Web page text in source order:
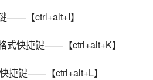
——【ctrl+alt+I】
式快捷键——【ctrl+alt+K】
捷键——【ctrl+alt+L】